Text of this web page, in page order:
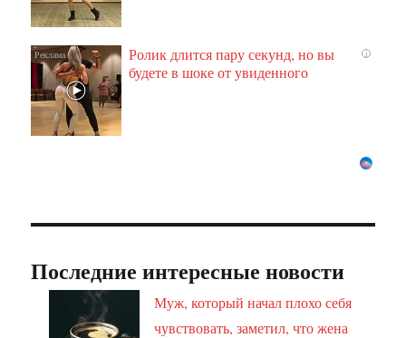
i
Ролик длится пару секунд, но вы
будете в шоке от увиденного
Последние интересные новости
Муж, который начал плохо себя
чувствовать, заметил, что жена